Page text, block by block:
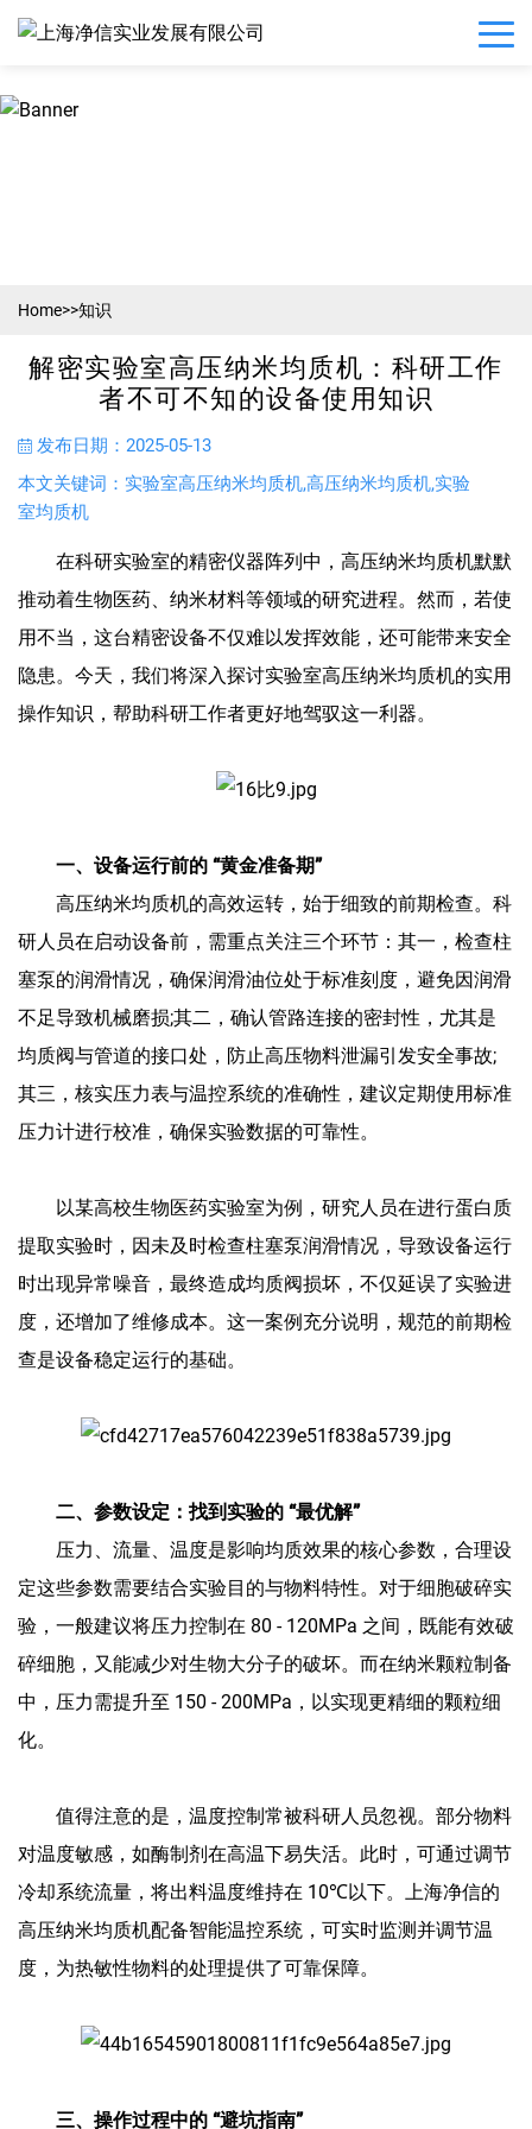
Home>>知识
解密实验室高压纳米均质机：科研工作
者不可不知的设备使用知识
发布日期：2025-05-13
本文关键词：实验室高压纳米均质机,高压纳米均质机,实验
室均质机
在科研实验室的精密仪器阵列中， 高压纳米均质机默默
推动着生物医药、纳米材料等领域的研究进程。然而，若使
用不当，这台精密设备不仅难以发挥效能，还可能带来安全
隐患。今天，我们将深入探讨实验室高压纳米均质机的实用
操作知识，帮助科研工作者更好地驾驭这一利器。
一、设备运行前的 “黄金准备期”
高压纳米均质机的高效运转，始于细致的前期检查。科
研人员在启动设备前，需重点关注三个环节：其一，检查柱
塞泵的润滑情况，确保润滑油位处于标准刻度，避免因润滑
不足导致机械磨损;其二，确认管路连接的密封性，尤其是
均质阀与管道的接口处，防止高压物料泄漏引发安全事故;
其三，核实压力表与温控系统的准确性，建议定期使用标准
压力计进行校准，确保实验数据的可靠性。
以某高校生物医药实验室为例，研究人员在进行蛋白质
提取实验时，因未及时检查柱塞泵润滑情况，导致设备运行
时出现异常噪音，最终造成均质阀损坏，不仅延误了实验进
度，还增加了维修成本。这一案例充分说明，规范的前期检
查是设备稳定运行的基础。
二、参数设定：找到实验的 “最优解”
压力、流量、温度是影响均质效果的核心参数，合理设
定这些参数需要结合实验目的与物料特性。对于细胞破碎实
验，一般建议将压力控制在 80 - 120MPa 之间，既能有效破
碎细胞，又能减少对生物大分子的破坏。而在纳米颗粒制备
中，压力需提升至 150 - 200MPa，以实现更精细的颗粒细
化。
值得注意的是，温度控制常被科研人员忽视。部分物料
对温度敏感，如酶制剂在高温下易失活。此时，可通过调节
冷却系统流量，将出料温度维持在 10℃以下。上海净信的
高压纳米均质机配备智能温控系统，可实时监测并调节温
度，为热敏性物料的处理提供了可靠保障。
三、操作过程中的 “避坑指南”